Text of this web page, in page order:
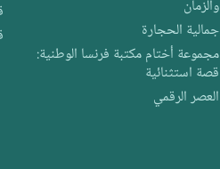
والزمان
جمالية الحجارة
مجموعة أختام مكتبة فرنسا الوطنية:
قصة استثنائية
العصر الرقمي